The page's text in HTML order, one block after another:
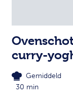
curry-
Gemiddeld
30 min